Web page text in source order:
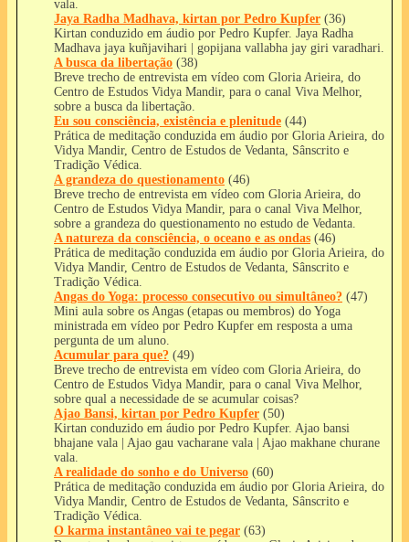
vala.
Jaya Radha Madhava, kirtan por Pedro Kupfer (36)
Kirtan conduzido em áudio por Pedro Kupfer. Jaya Radha
Madhava jaya kuñjavihari | gopijana vallabha jay giri varadhari.
A busca da libertação (38)
Breve trecho de entrevista em vídeo com Gloria Arieira, do
Centro de Estudos Vidya Mandir, para o canal Viva Melhor,
sobre a busca da libertação.
Eu sou consciência, existência e plenitude (44)
Prática de meditação conduzida em áudio por Gloria Arieira, do
Vidya Mandir, Centro de Estudos de Vedanta, Sânscrito e
Tradição Védica.
A grandeza do questionamento (46)
Breve trecho de entrevista em vídeo com Gloria Arieira, do
Centro de Estudos Vidya Mandir, para o canal Viva Melhor,
sobre a grandeza do questionamento no estudo de Vedanta.
A natureza da consciência, o oceano e as ondas (46)
Prática de meditação conduzida em áudio por Gloria Arieira, do
Vidya Mandir, Centro de Estudos de Vedanta, Sânscrito e
Tradição Védica.
Angas do Yoga: processo consecutivo ou simultâneo? (47)
Mini aula sobre os Angas (etapas ou membros) do Yoga
ministrada em vídeo por Pedro Kupfer em resposta a uma
pergunta de um aluno.
Acumular para que? (49)
Breve trecho de entrevista em vídeo com Gloria Arieira, do
Centro de Estudos Vidya Mandir, para o canal Viva Melhor,
sobre qual a necessidade de se acumular coisas?
Ajao Bansi, kirtan por Pedro Kupfer (50)
Kirtan conduzido em áudio por Pedro Kupfer. Ajao bansi
bhajane vala | Ajao gau vacharane vala | Ajao makhane churane
vala.
A realidade do sonho e do Universo (60)
Prática de meditação conduzida em áudio por Gloria Arieira, do
Vidya Mandir, Centro de Estudos de Vedanta, Sânscrito e
Tradição Védica.
O karma instantâneo vai te pegar (63)